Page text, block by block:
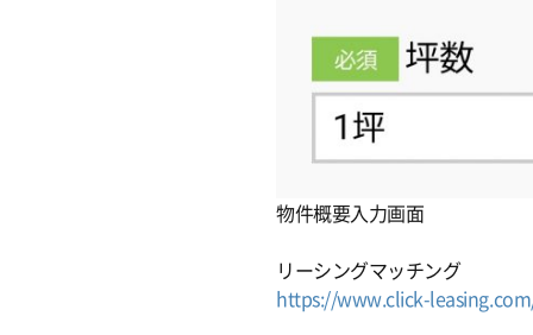
物件概要入力画面
リーシングマッチング
https://www.click-